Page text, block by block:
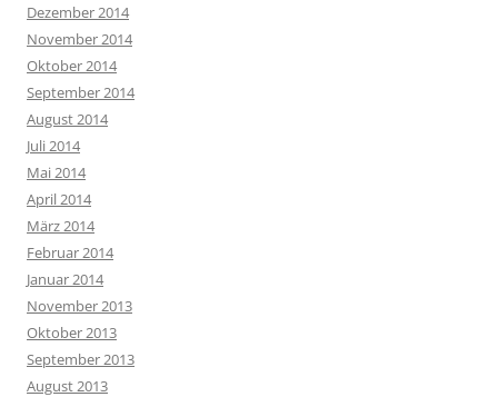
Dezember 2014
November 2014
Oktober 2014
September 2014
August 2014
Juli 2014
Mai 2014
April 2014
März 2014
Februar 2014
Januar 2014
November 2013
Oktober 2013
September 2013
August 2013